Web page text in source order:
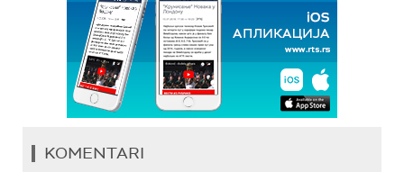
KOMENTARI